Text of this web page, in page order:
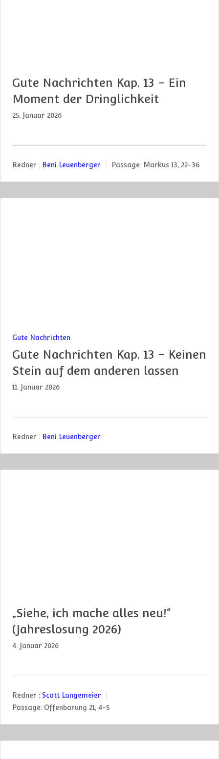
Gute Nachrichten Kap. 13 – Ein
Moment der Dringlichkeit
25. Januar 2026
Redner : Beni Leuenberger Passage: Markus 13, 22-36
Gute Nachrichten
Gute Nachrichten Kap. 13 – Keinen
Stein auf dem anderen lassen
11. Januar 2026
Redner : Beni Leuenberger
„Siehe, ich mache alles neu!“
(Jahreslosung 2026)
4. Januar 2026
Redner : Scott Langemeier
Passage: Offenbarung 21, 4-5